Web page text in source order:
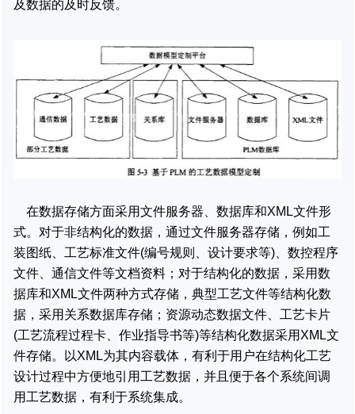
及数据的及时反馈。
在数据存储方面采用文件服务器、数据库和XML文件形
式。对于非结构化的数据，通过文件服务器存储，例如工
装图纸、工艺标准文件(编号规则、设计要求等)、数控程序
文件、通信文件等文档资料；对于结构化的数据，采用数
据库和XML文件两种方式存储，典型工艺文件等结构化数
据，采用关系数据库存储；资源动态数据文件、工艺卡片
(工艺流程过程卡、作业指导书等)等结构化数据采用XML文
件存储。以XML为其内容载体，有利于用户在结构化工艺
设计过程中方便地引用工艺数据，并且便于各个系统间调
用工艺数据，有利于系统集成。